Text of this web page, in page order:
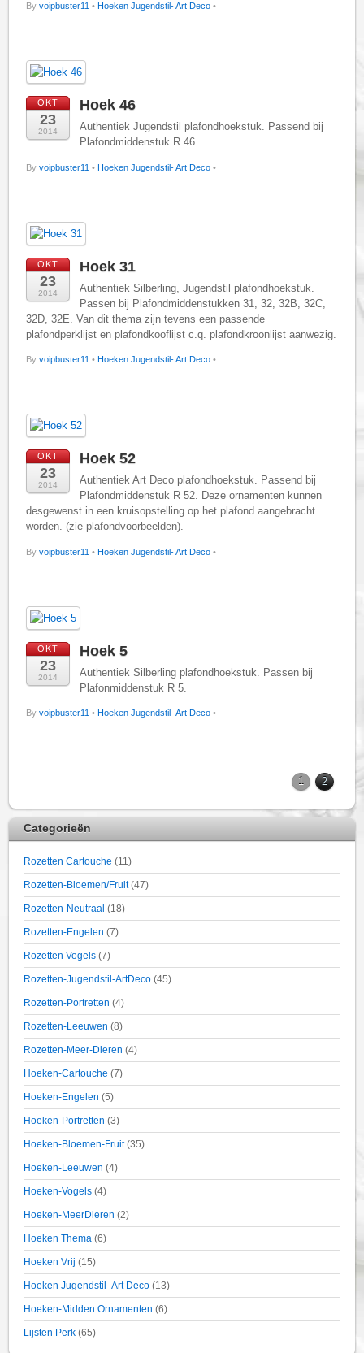
Byvoipbuster11 • Hoeken Jugendstil- Art Deco •
OKT
23
2014
Hoek 46
Authentiek Jugendstil plafondhoekstuk. Passend bij
Plafondmiddenstuk R 46.
Byvoipbuster11 • Hoeken Jugendstil- Art Deco •
OKT
23
2014
Hoek 31
Authentiek Silberling, Jugendstil plafondhoekstuk.
Passen bij Plafondmiddenstukken 31, 32, 32B, 32C,
32D, 32E. Van dit thema zijn tevens een passende
plafondperklijst en plafondkooflijst c.q. plafondkroonlijst aanwezig.
Byvoipbuster11 • Hoeken Jugendstil- Art Deco •
OKT
23
2014
Hoek 52
Authentiek Art Deco plafondhoekstuk. Passend bij
Plafondmiddenstuk R 52. Deze ornamenten kunnen
desgewenst in een kruisopstelling op het plafond aangebracht
worden. (zie plafondvoorbeelden).
Byvoipbuster11 • Hoeken Jugendstil- Art Deco •
OKT
23
2014
Hoek 5
Authentiek Silberling plafondhoekstuk. Passen bij
Plafonmiddenstuk R 5.
Byvoipbuster11 • Hoeken Jugendstil- Art Deco •
1 2
Categorieën
Rozetten Cartouche (11)
Rozetten-Bloemen/Fruit(47)
Rozetten-Neutraal (18)
Rozetten-Engelen (7)
Rozetten Vogels (7)
Rozetten-Jugendstil-ArtDeco (45)
Rozetten-Portretten (4)
Rozetten-Leeuwen (8)
Rozetten-Meer-Dieren (4)
Hoeken-Cartouche (7)
Hoeken-Engelen (5)
Hoeken-Portretten (3)
Hoeken-Bloemen-Fruit(35)
Hoeken-Leeuwen (4)
Hoeken-Vogels (4)
Hoeken-MeerDieren (2)
Hoeken Thema (6)
Hoeken Vrij (15)
Hoeken Jugendstil- Art Deco (13)
Hoeken-Midden Ornamenten (6)
Lijsten Perk (65)